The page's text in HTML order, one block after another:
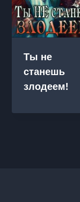
Ты не
станешь
злодеем!